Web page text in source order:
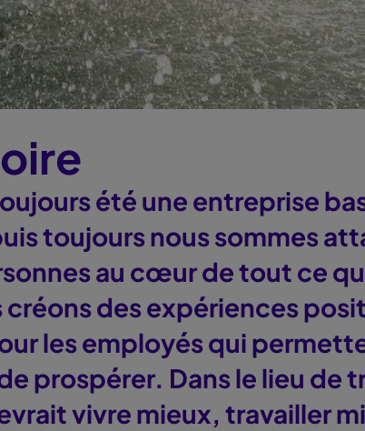
été une entreprise
toujours nous sommes
au cœur de tout ce
créons des expériences
les employés qui
prospérer. Dans le lieu de
vivre mieux, travailler